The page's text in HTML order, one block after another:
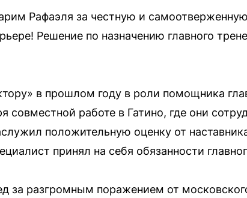
Рафаэля за честную и
Решение по назначению главного
в прошлом году в роли помощника
совместной работе в Гатино, где они
положительную оценку от
принял на себя обязанности
за разгромным поражением от